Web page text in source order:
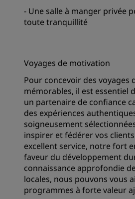
- Une salle à manger privée
toute tranquillité
Voyages de motivation
Pour concevoir des voyages
mémorables, il est essentiel
un partenaire de confiance
des expériences
soigneusement
inspirer et fédérer vos
excellent service, notre fort
faveur du développement
connaissance approfondie
locales, nous pouvons vous
programmes à forte valeur